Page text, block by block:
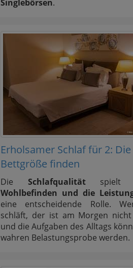
Singlebörsen.
Erholsamer Schlaf für 2:
Bettgröße finden
Die Schlafqualitätspielt
Wohlbefinden und die
eine entscheidende Rolle.
schläft, der ist am Morgen
und die Aufgaben des Alltags
wahren Belastungsprobe werden.